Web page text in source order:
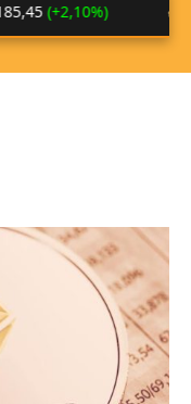
BTC/IDR: